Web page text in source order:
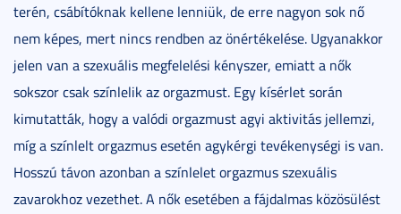
terén, csábítóknak kellene lenniük, de erre nagyon sok nő
nem képes, mert nincs rendben az önértékelése. Ugyanakkor
jelen van a szexuális megfelelési kényszer, emiatt a nők
sokszor csak színlelik az orgazmust. Egy kísérlet során
kimutatták, hogy a valódi orgazmust agyi aktivitás jellemzi,
míg a színlelt orgazmus esetén agykérgi tevékenységi is van.
Hosszú távon azonban a színlelet orgazmus szexuális
zavarokhoz vezethet. A nők esetében a fájdalmas közösülést